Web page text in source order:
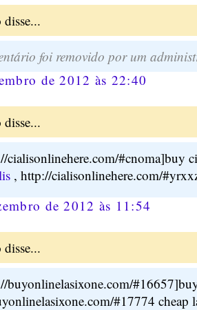
foi removido por um
de 2012 às 22:40
cialisonlinehere.com/#cnoma]buy
, http://cialisonlinehere.com/
de 2012 às 11:54
buyonlinelasixone.com/
#17774 cheap